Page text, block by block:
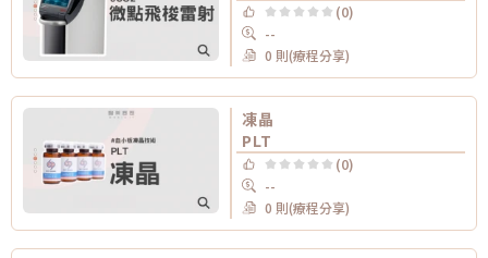
(0)
--
0 則(療程分享)
凍晶
PLT
(0)
--
0 則(療程分享)